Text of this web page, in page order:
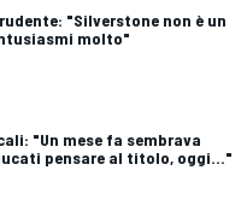
"Silverstone non è un
molto"
"Un mese fa sembrava
pensare al titolo, oggi..."